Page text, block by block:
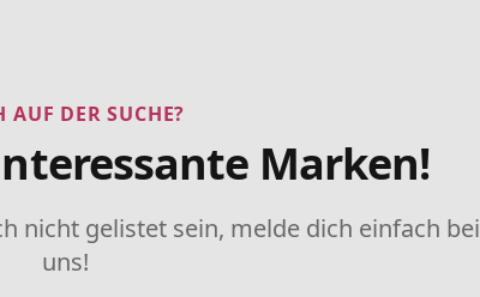
AUF DER SUCHE?
Marken!
nicht gelistet sein, melde dich einfach bei
uns!